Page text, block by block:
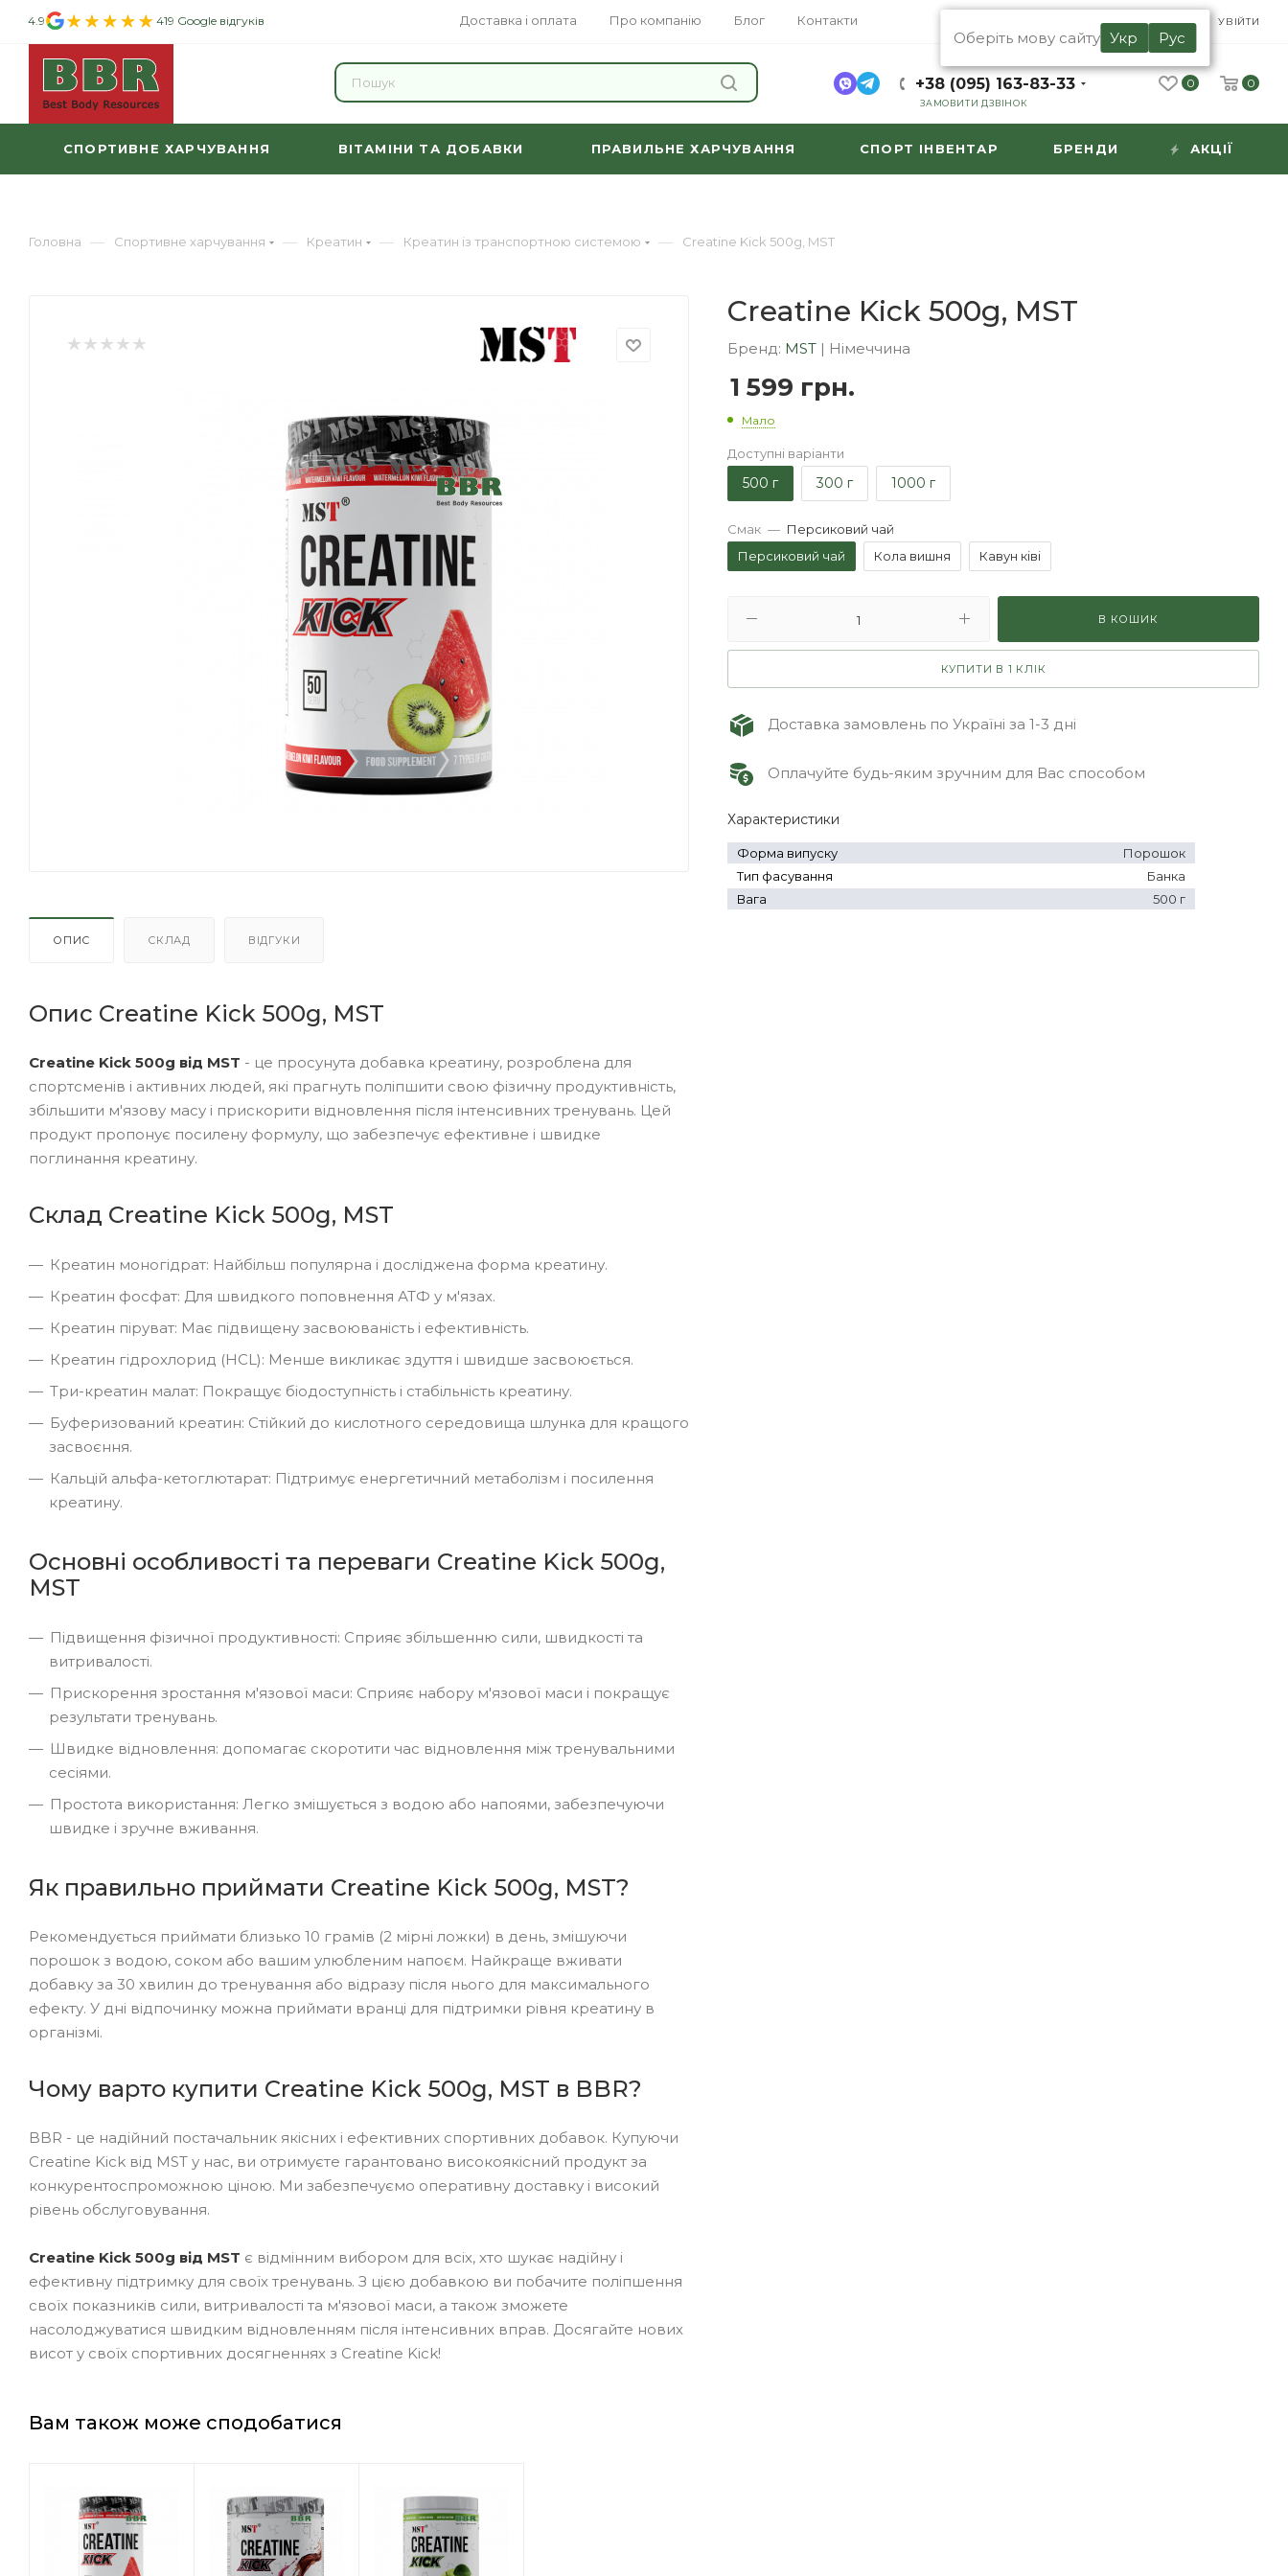
Доставка і оплата Про компанію Блог Контакти
4.9 419 Google відгуків RU
Оберіть мову сайту Укр Рус
УВІЙТИ
+38 (095) 163-83-33
ЗАМОВИТИ ДЗВІНОК
0 0
СПОРТИВНЕ ХАРЧУВАННЯ ВІТАМІНИ ТА ДОБАВКИ ПРАВИЛЬНЕ ХАРЧУВАННЯ СПОРТ ІНВЕНТАР БРЕНДИ АКЦІЇ
Головна — Спортивне харчування — Креатин — Креатин із транспортною системою — Creatine Kick 500g, MST
ОПИС СКЛАД ВІДГУКИ
Опис Creatine Kick 500g, MST
Creatine Kick 500g від MST - це просунута добавка креатину, розроблена для
спортсменів і активних людей, які прагнуть поліпшити свою фізичну продуктивність,
збільшити м'язову масу і прискорити відновлення після інтенсивних тренувань. Цей
продукт пропонує посилену формулу, що забезпечує ефективне і швидке
поглинання креатину.
Склад Creatine Kick 500g, MST
Креатин моногідрат: Найбільш популярна і досліджена форма креатину.
Креатин фосфат: Для швидкого поповнення АТФ у м'язах.
Креатин піруват: Має підвищену засвоюваність і ефективність.
Креатин гідрохлорид (HCL): Менше викликає здуття і швидше засвоюється.
Три-креатин малат: Покращує біодоступність і стабільність креатину.
Буферизований креатин: Стійкий до кислотного середовища шлунка для кращого
засвоєння.
Кальцій альфа-кетоглютарат: Підтримує енергетичний метаболізм і посилення
креатину.
Основні особливості та переваги Creatine Kick 500g,
MST
Підвищення фізичної продуктивності: Сприяє збільшенню сили, швидкості та
витривалості.
Прискорення зростання м'язової маси: Сприяє набору м'язової маси і покращує
результати тренувань.
Швидке відновлення: допомагає скоротити час відновлення між тренувальними
сесіями.
Простота використання: Легко змішується з водою або напоями, забезпечуючи
швидке і зручне вживання.
Як правильно приймати Creatine Kick 500g, MST?
Рекомендується приймати близько 10 грамів (2 мірні ложки) в день, змішуючи
порошок з водою, соком або вашим улюбленим напоєм. Найкраще вживати
добавку за 30 хвилин до тренування або відразу після нього для максимального
ефекту. У дні відпочинку можна приймати вранці для підтримки рівня креатину в
організмі.
Чому варто купити Creatine Kick 500g, MST в BBR?
BBR - це надійний постачальник якісних і ефективних спортивних добавок. Купуючи
Creatine Kick від MST у нас, ви отримуєте гарантовано високоякісний продукт за
конкурентоспроможною ціною. Ми забезпечуємо оперативну доставку і високий
рівень обслуговування.
Creatine Kick 500g від MST є відмінним вибором для всіх, хто шукає надійну і
ефективну підтримку для своїх тренувань. З цією добавкою ви побачите поліпшення
своїх показників сили, витривалості та м'язової маси, а також зможете
насолоджуватися швидким відновленням після інтенсивних вправ. Досягайте нових
висот у своїх спортивних досягненнях з Creatine Kick!
Вам також може сподобатися
Creatine Kick 500g, MST
Бренд: MST | Німеччина
1 599 грн.
Мало
Доступні варіанти
500 г 300 г 1000 г
Смак — Персиковий чай
Персиковий чай
Кола вишня Кавун ківі
В КОШИК
КУПИТИ В 1 КЛІК
Доставка замовлень по Україні за 1-3 дні
Оплачуйте будь-яким зручним для Вас способом
Характеристики
Форма випуску
Порошок
Тип фасування
Банка
Вага
500 г